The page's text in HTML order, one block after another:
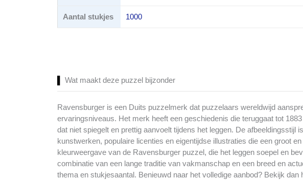
Aantal stukjes 1000
Wat maakt deze puzzel bijzonder
Ravensburger is een Duits puzzelmerk dat puzzelaars wereldwijd
ervaringsniveaus. Het merk heeft een geschiedenis die teruggaat tot
dat niet spiegelt en prettig aanvoelt tijdens het leggen. De
kunstwerken, populaire licenties en eigentijdse illustraties die een groot
kleurweergave van de Ravensburger puzzel, die het leggen soepel en
combinatie van een lange traditie van vakmanschap en een breed en
thema en stukjesaantal. Benieuwd naar het volledige aanbod? Bekijk dan